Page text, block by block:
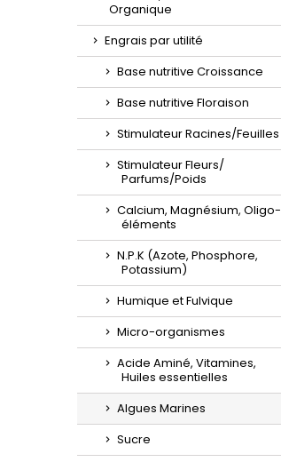
Organique
Engrais par utilité
Base nutritive Croissance
Base nutritive Floraison
Stimulateur Racines/Feuilles
Stimulateur Fleurs/
Parfums/Poids
Calcium, Magnésium, Oligo-
éléments
N.P.K (Azote, Phosphore,
Potassium)
Humique et Fulvique
Micro-organismes
Acide Aminé, Vitamines,
Huiles essentielles
Algues Marines
Sucre